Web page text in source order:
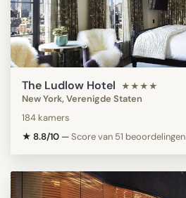
The Ludlow Hotel ★★★★
New York, Verenigde Staten
184 kamers
★ 8.8/10 —Score van 51 beoordelingen